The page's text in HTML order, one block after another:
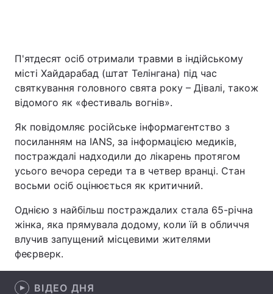
Головна Війна
Україна Політика
Спорт Наука
Техно і зв'язок
Зброя
П'ятдесят осіб отримали травми в індійському
місті Хайдарабад (штат Телінгана) під час
святкування головного свята року – Дівалі, також
відомого як «фестиваль вогнів».
Як повідомляє російське інформагентство з
посиланням на IANS, за інформацією медиків,
постраждалі надходили до лікарень протягом
усього вечора середи та в четвер вранці. Стан
восьми осіб оцінюється як критичний.
Однією з найбільш постраждалих стала 65-річна
жінка, яка прямувала додому, коли їй в обличчя
влучив запущений місцевими жителями
феєрверк.
ВІДЕО ДНЯ